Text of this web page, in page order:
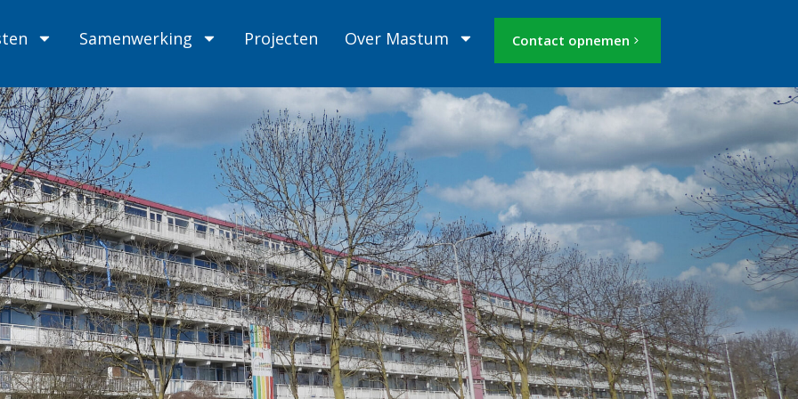
Samenwerking Projecten Over Mastum Contact opnemen